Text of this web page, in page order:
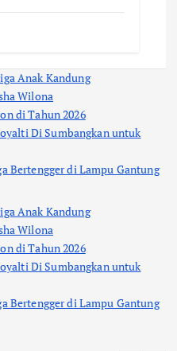
Anak Kandung
Wilona
di Tahun 2026
Di Sumbangkan untuk
Bertengger di Lampu Gantung
Anak Kandung
Wilona
di Tahun 2026
Di Sumbangkan untuk
Bertengger di Lampu Gantung